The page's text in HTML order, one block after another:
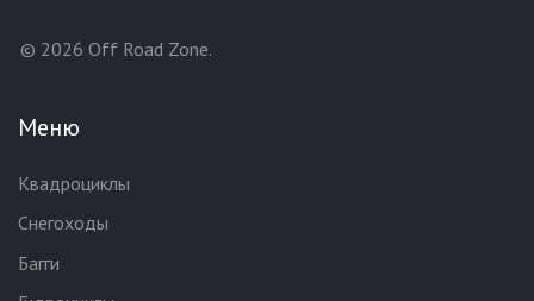
© 2026 Off Road Zone.
Меню
Квадроциклы
Снегоходы
Багги